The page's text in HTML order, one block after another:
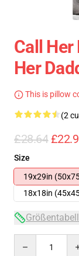
Call Her
Her
This is pillow
(2
£28.64
Size
19x29in
18x18in